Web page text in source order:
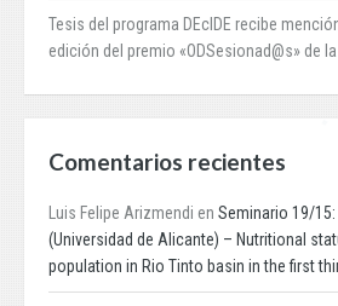
Tesis del programa DEcIDE recibe
edición del premio «ODSesionad@s» de la
Comentarios recientes
Luis Felipe Arizmendi en Seminario 19/
(Universidad de Alicante) – Nutritional
population in Rio Tinto basin in the first